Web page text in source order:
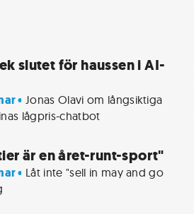
slutet för haussen i AI-
• Jonas Olavi om långsiktiga
lågpris-chatbot
är en året-runt-sport"
• Låt inte "sell in may and go